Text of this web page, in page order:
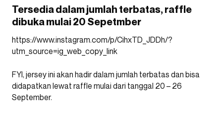
Tersedia dalam jumlah terbatas, raffle
dibuka mulai 20 Sepetmber
https://www.instagram.com/p/CihxTD_JDDh/?
utm_source=ig_web_copy_link
FYI, jersey ini akan hadir dalam jumlah terbatas dan bisa
didapatkan lewat raffle mulai dari tanggal 20 – 26
September.